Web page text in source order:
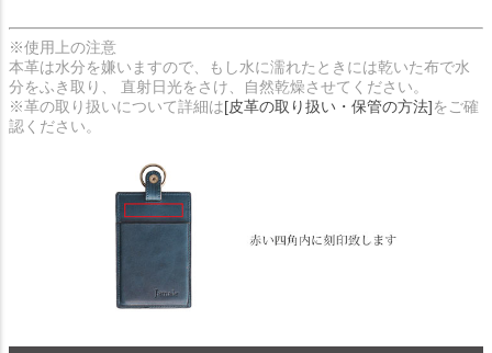
※使用上の注意
本革は水分を嫌いますので、もし水に濡れたときには乾いた布で水
分をふき取り、 直射日光をさけ、自然乾燥させてください。
※革の取り扱いについて詳細は[皮革の取り扱い・保管の方法]をご確
認ください。